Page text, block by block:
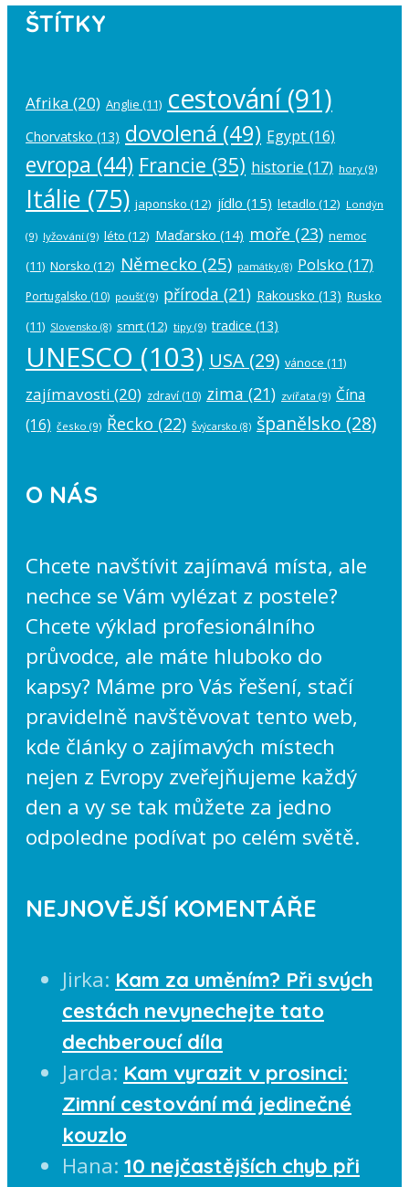
ŠTÍTKY
Afrika (20) Anglie (11) cestování(91)
Chorvatsko (13) dovolená (49) Egypt(16)
evropa (44) Francie (35) historie (17) hory (9)
Itálie (75) japonsko (12) jídlo (15) letadlo (12) Londýn
(9) lyžování (9) léto (12) Maďarsko (14) moře (23) nemoc
(11) Norsko (12) Německo (25) památky(8) Polsko (17)
Portugalsko (10) poušť(9) příroda (21) Rakousko (13) Rusko
(11) Slovensko (8) smrt(12) tipy (9) tradice (13)
UNESCO (103) USA (29) vánoce (11)
zajímavosti (20) zdraví (10) zima (21) zvířata (9) Čína
(16) česko (9) Řecko (22) Švýcarsko (8) španělsko (28)
O NÁS
Chcete navštívit zajímavá místa, ale
nechce se Vám vylézat z postele?
Chcete výklad profesionálního
průvodce, ale máte hluboko do
kapsy? Máme pro Vás řešení, stačí
pravidelně navštěvovat tento web,
kde články o zajímavých místech
nejen z Evropy zveřejňujeme každý
den a vy se tak můžete za jedno
odpoledne podívat po celém světě.
NEJNOVĚJŠÍ KOMENTÁŘE
Jirka: Kam za uměním? Při svých
cestách nevynechejte tato
dechberoucí díla
Jarda: Kam vyrazit v prosinci:
Zimní cestování má jedinečné
kouzlo
Hana: 10 nejčastějších chyb při